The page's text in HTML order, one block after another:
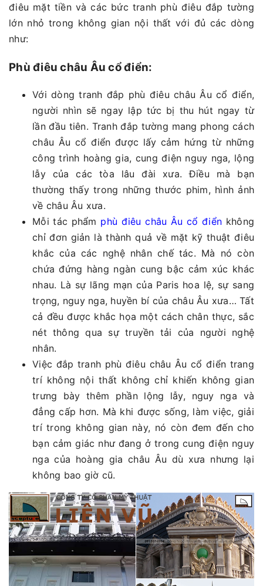
điêu mặt tiền và các bức tranh phù điêu đắp tường
lớn nhỏ trong không gian nội thất với đủ các dòng
như:
Phù điêu châu Âu cổ điển:
Với dòng tranh đắp phù điêu châu Âu cổ điển,
người nhìn sẽ ngay lập tức bị thu hút ngay từ
lần đầu tiên. Tranh đắp tường mang phong cách
châu Âu cổ điển được lấy cảm hứng từ những
công trình hoàng gia, cung điện nguy nga, lộng
lẫy của các tòa lâu đài xưa. Điều mà bạn
thường thấy trong những thước phim, hình ảnh
về châu Âu xưa.
Mỗi tác phẩm phù điêu châu Âu cổ điển không
chỉ đơn giản là thành quả về mặt kỹ thuật điêu
khắc của các nghệ nhân chế tác. Mà nó còn
chứa đứng hàng ngàn cung bậc cảm xúc khác
nhau. Là sự lãng mạn của Paris hoa lệ, sự sang
trọng, nguy nga, huyền bí của châu Âu xưa… Tất
cả đều được khắc họa một cách chân thực, sắc
nét thông qua sự truyền tải của người nghệ
nhân.
Việc đắp tranh phù điêu châu Âu cổ điển trang
trí không nội thất không chỉ khiến không gian
trưng bày thêm phần lộng lẫy, nguy nga và
đẳng cấp hơn. Mà khi được sống, làm việc, giải
trí trong không gian này, nó còn đem đến cho
bạn cảm giác như đang ở trong cung điện nguy
nga của hoàng gia châu Âu dù xưa nhưng lại
không bao giờ cũ.